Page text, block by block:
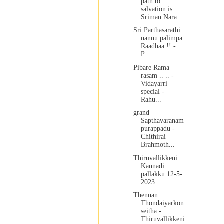
salvation is
Sriman Nara...
Sri Parthasarathi
nannu palimpa
Raadhaa !! -
P...
Pibare Rama
rasam .. .. -
Vidayarri
special -
Rahu...
grand
Sapthavaranam
purappadu -
Chithirai
Brahmoth...
Thiruvallikkeni
Kannadi
pallakku 12-5-
2023
Thennan
Thondaiyarkon
seitha -
Thiruvallikkeni